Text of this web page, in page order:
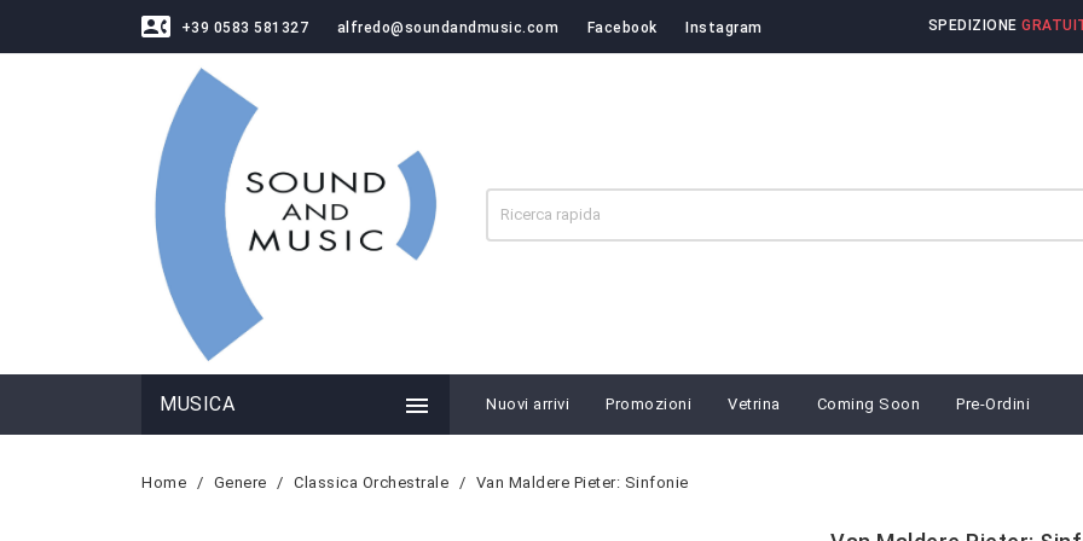
contact_phone +39 0583 581327 alfredo@soundandmusic.com Facebook Instagram SPEDIZIONE
MUSICA  Nuovi arrivi Promozioni Vetrina Coming Soon Pre-Ordini
Home Genere Classica Orchestrale Van Maldere Pieter: Sinfonie